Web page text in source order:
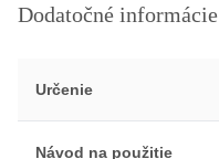
Dodatočné informácie
Určenie
Návod na použitie